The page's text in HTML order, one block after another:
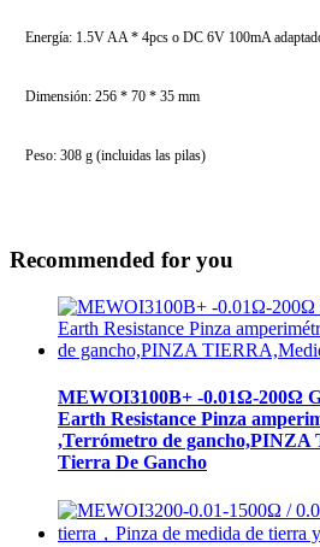
Energía: 1.5V AA * 4pcs o DC 6V 100mA
Dimensión: 256 * 70 * 35 mm
Peso: 308 g (incluidas las pilas)
Recommended for you
MEWOI3100B+ -0.01Ω-200Ω
Earth Resistance Pinza
,Terrómetro de
Tierra De Gancho